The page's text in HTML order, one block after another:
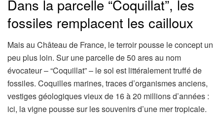
Dans la parcelle “Coquillat”, les
fossiles remplacent les cailloux
Mais au Château de France, le terroir pousse le concept un
peu plus loin. Sur une parcelle de 50 ares au nom
évocateur – “Coquillat” – le sol est littéralement truffé de
fossiles. Coquilles marines, traces d’organismes anciens,
vestiges géologiques vieux de 16 à 20 millions d’années :
ici, la vigne pousse sur les souvenirs d’une mer tropicale.